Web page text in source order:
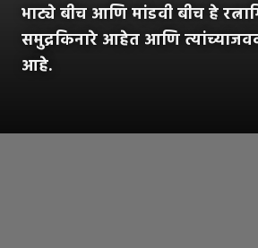
भाट्ये बीच आणि मांडवी बीच हे
समुद्रकिनारे आहेत आणि
आहे.